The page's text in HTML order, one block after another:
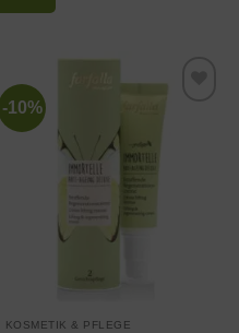
-10%
Wunschliste
hinzufügen
KOSMETIK & PFLEGE